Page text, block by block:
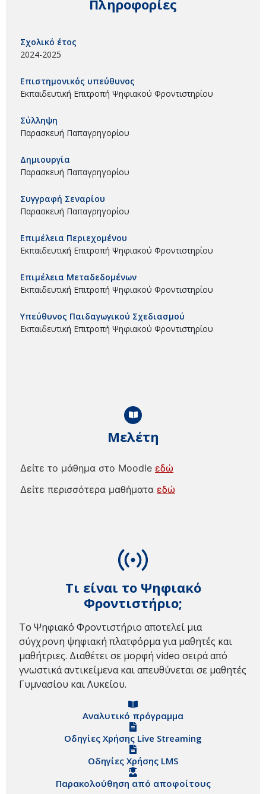
Τι είναι το Ψηφιακό
Φροντιστήριο;
Το Ψηφιακό Φροντιστήριο αποτελεί μια
σύγχρονη ψηφιακή πλατφόρμα για μαθητές και
μαθήτριες. Διαθέτει σε μορφή video σειρά από
γνωστικά αντικείμενα και απευθύνεται σε μαθητές
Γυμνασίου και Λυκείου.
Αναλυτικό πρόγραμμα
Οδηγίες Χρήσης Live Streaming
Οδηγίες Χρήσης LMS
Παρακολούθηση από αποφοίτους
Μελέτη
Δείτε το μάθημα στο Moodle εδώ
Δείτε περισσότερα μαθήματα εδώ
Πληροφορίες
Σχολικό έτος
2024-2025
Επιστημονικός υπεύθυνος
Εκπαιδευτική Επιτροπή Ψηφιακού Φροντιστηρίου
Σύλληψη
Παρασκευή Παπαγρηγορίου
Δημιουργία
Παρασκευή Παπαγρηγορίου
Συγγραφή Σεναρίου
Παρασκευή Παπαγρηγορίου
Επιμέλεια Περιεχομένου
Εκπαιδευτική Επιτροπή Ψηφιακού Φροντιστηρίου
Επιμέλεια Μεταδεδομένων
Εκπαιδευτική Επιτροπή Ψηφιακού Φροντιστηρίου
Υπεύθυνος Παιδαγωγικού Σχεδιασμού
Εκπαιδευτική Επιτροπή Ψηφιακού Φροντιστηρίου